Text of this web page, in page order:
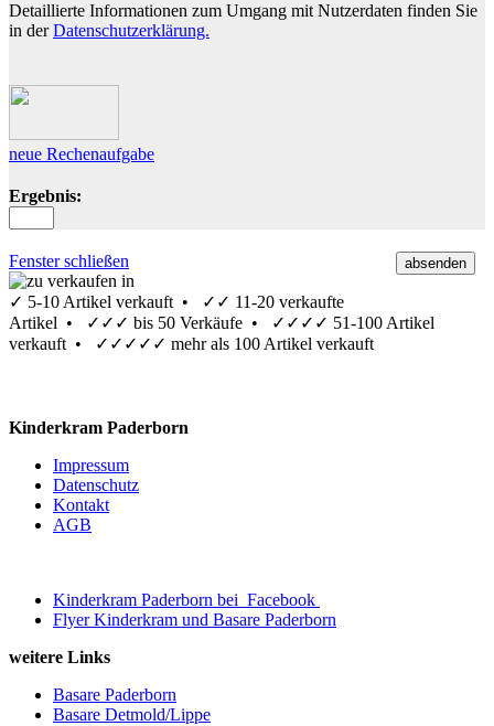
Detaillierte Informationen zum Umgang mit Nutzerdaten finden Sie
in derDatenschutzerklärung.
neue Rechenaufgabe
Ergebnis:
Fenster schließen
✓ 5-10 Artikel verkauft • ✓✓ 11-20 verkaufte
Artikel •
✓✓✓ bis 50 Verkäufe • ✓✓✓✓ 51-100 Artikel
verkauft •
✓✓✓✓✓ mehr als 100 Artikel verkauft
Kinderkram Paderborn
Impressum
Datenschutz
Kontakt
AGB
Kinderkram Paderborn bei Facebook
Flyer Kinderkram und Basare Paderborn
weitere Links
Basare Paderborn
Basare Detmold/Lippe